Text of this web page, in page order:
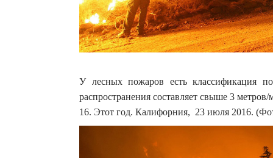
У лесных пожаров есть классификация
распространения составляет свыше 3
16. Этот год. Калифорния, 23 июля 2016.